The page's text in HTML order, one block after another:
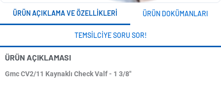
ÜRÜN AÇIKLAMA VE ÖZELLIKLERI ÜRÜN DOKÜMANLARI
TEMSILCIYE SORU SOR!
ÜRÜN AÇIKLAMASI
Gmc CV2/11 Kaynaklı Check Valf - 1 3/8"